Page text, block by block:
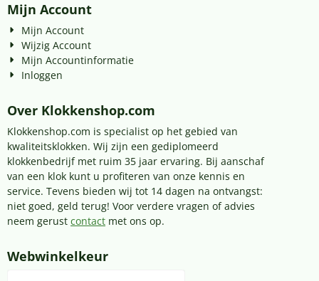
Mijn Account
Mijn Account
Wijzig Account
Mijn Accountinformatie
Inloggen
Over Klokkenshop.com
Klokkenshop.com is specialist op het gebied van
kwaliteitsklokken. Wij zijn een gediplomeerd
klokkenbedrijf met ruim 35 jaar ervaring. Bij aanschaf
van een klok kunt u profiteren van onze kennis en
service. Tevens bieden wij tot 14 dagen na ontvangst:
niet goed, geld terug! Voor verdere vragen of advies
neem gerust contact met ons op.
Webwinkelkeur